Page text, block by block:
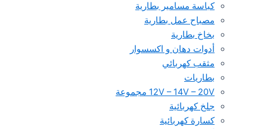
كباسة مسامير بطارية
مصباح عمل بطارية
بخاخ بطارية
أدوات دهان و اكسسوار
مثقب كهربائي
بطاريات
12V – 14V – 20V مجموعة
جلخ كهربائية
كسارة كهربائية